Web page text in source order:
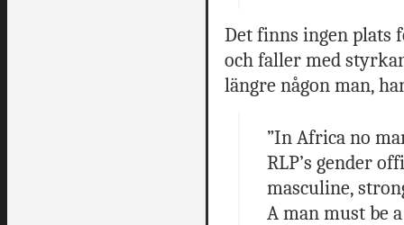
Det finns ingen plats
och faller med
längre någon man,
”In Africa no
RLP’s gender
masculine,
A man must be